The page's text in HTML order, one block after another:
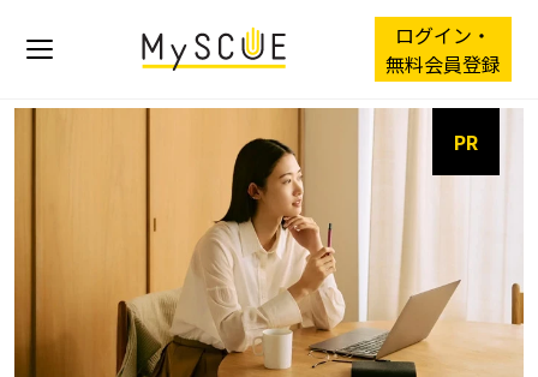
ログイン・
無料会員登録
PR